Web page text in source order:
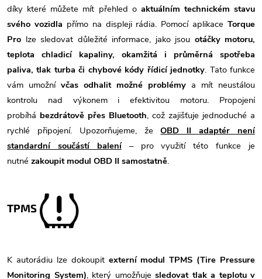
díky které můžete mít přehled o aktuálním technickém stavu
svého vozidla přímo na displeji rádia. Pomocí aplikace Torque
Pro lze sledovat důležité informace, jako jsou otáčky motoru,
teplota chladicí kapaliny, okamžitá i průměrná spotřeba
paliva, tlak turba či chybové kódy řídicí jednotky. Tato funkce
vám umožní včas odhalit možné problémy a mít neustálou
kontrolu nad výkonem i efektivitou motoru. Propojení
probíhá bezdrátově přes Bluetooth, což zajišťuje jednoduché a
rychlé připojení. Upozorňujeme, že
OBD II adaptér není
standardní součástí balení
– pro využití této funkce je
nutné zakoupit modul OBD II samostatně.
TPMS
K autorádiu lze dokoupit externí modul TPMS (Tire Pressure
Monitoring System), který umožňuje sledovat tlak a teplotu v